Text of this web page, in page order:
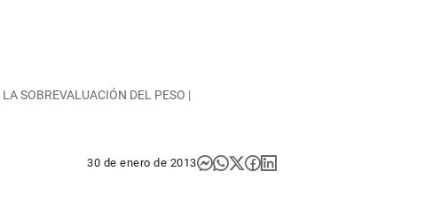
SOBREVALUACIÓN DEL PESO |
30 de enero de 2013